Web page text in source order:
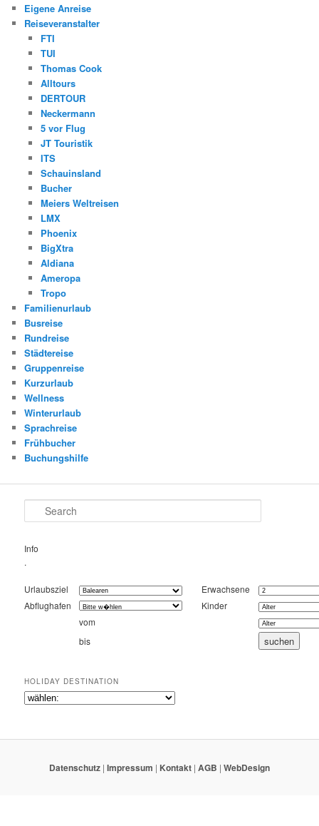
Eigene Anreise
Reiseveranstalter
FTI
TUI
Thomas Cook
Alltours
DERTOUR
Neckermann
5 vor Flug
JT Touristik
ITS
Schauinsland
Bucher
Meiers Weltreisen
LMX
Phoenix
BigXtra
Aldiana
Ameropa
Tropo
Familienurlaub
Busreise
Rundreise
Städtereise
Gruppenreise
Kurzurlaub
Wellness
Winterurlaub
Sprachreise
Frühbucher
Buchungshilfe
Search
Info
.
Urlaubsziel
Erwachsene
Abflughafen
Kinder
vom
bis
HOLIDAY DESTINATION
Datenschutz | Impressum | Kontakt | AGB | WebDesign